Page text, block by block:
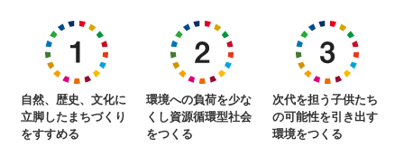
自然、歴史、文化に
立脚したまちづくり
をすすめる
環境への負荷を少な
くし資源循環型社会
をつくる
次代を担う子供たち
の可能性を引き出す
環境をつくる